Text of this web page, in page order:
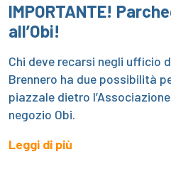
IMPORTANTE!
all’Obi!
Chi deve recarsi negli ufficio
Brennero ha due possibilità
piazzale dietro
negozio Obi.
Leggi di più